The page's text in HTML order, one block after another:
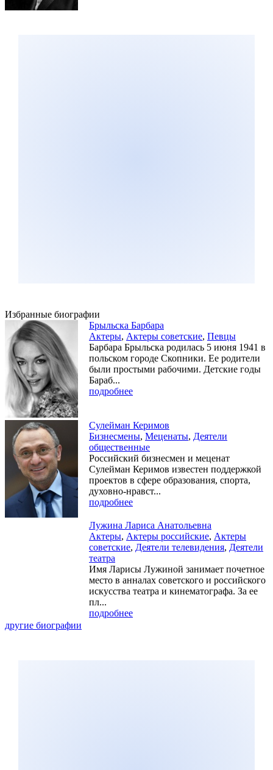
Избранные биографии
Брыльска Барбара
Актеры, Актеры советские, Певцы
Барбара Брыльска родилась 5 июня 1941 в
польском городе Скопники. Ее родители
были простыми рабочими. Детские годы
Бараб...
подробнее
Сулейман Керимов
Бизнесмены, Меценаты, Деятели
общественные
Российский бизнесмен и меценат
Сулейман Керимов известен поддержкой
проектов в сфере образования, спорта,
духовно-нравст...
подробнее
Лужина Лариса Анатольевна
Актеры, Актеры российские, Актеры
советские, Деятели телевидения, Деятели
театра
Имя Ларисы Лужиной занимает почетное
место в анналах советского и российского
искусства театра и кинематографа. За ее
пл...
подробнее
другие биографии